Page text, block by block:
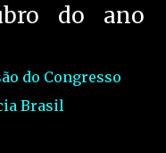
do ano
do Congresso
Brasil